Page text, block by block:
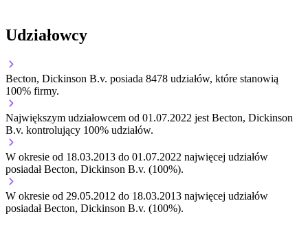
Udziałowcy
Becton, Dickinson B.v. posiada 8478 udziałów, które stanowią
100% firmy.
Największym udziałowcem od 01.07.2022 jest Becton, Dickinson
B.v. kontrolujący 100% udziałów.
W okresie od 18.03.2013 do 01.07.2022 najwięcej udziałów
posiadał Becton, Dickinson B.v. (100%).
W okresie od 29.05.2012 do 18.03.2013 najwięcej udziałów
posiadał Becton, Dickinson B.v. (100%).